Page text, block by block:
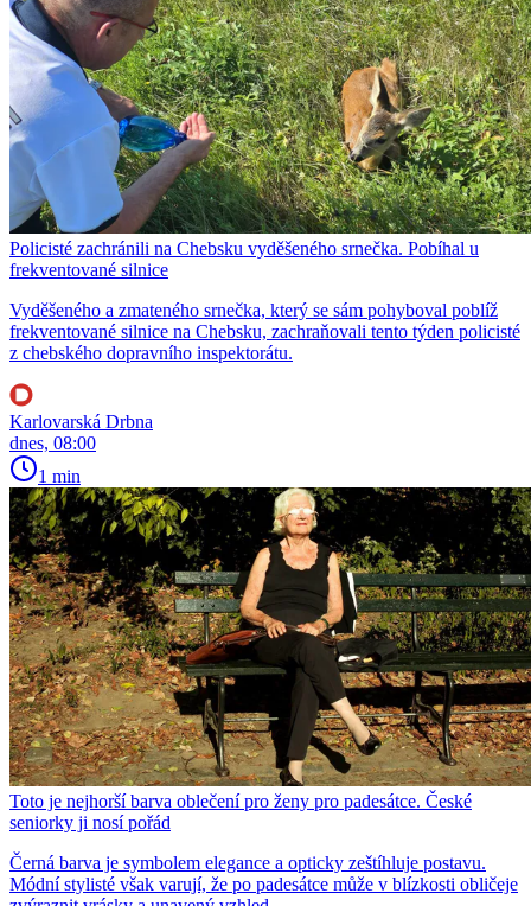
Policisté zachránili na Chebsku vyděšeného srnečka. Pobíhal u
frekventované silnice
Vyděšeného a zmateného srnečka, který se sám pohyboval poblíž
frekventované silnice na Chebsku, zachraňovali tento týden policisté
z chebského dopravního inspektorátu.
Karlovarská Drbna
dnes, 08:00
1 min
Toto je nejhorší barva oblečení pro ženy pro padesátce. České
seniorky ji nosí pořád
Černá barva je symbolem elegance a opticky zeštíhluje postavu.
Módní stylisté však varují, že po padesátce může v blízkosti obličeje